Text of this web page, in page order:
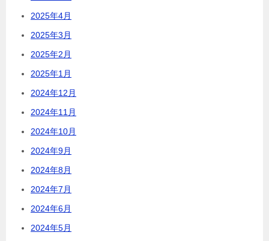
2025年4月
2025年3月
2025年2月
2025年1月
2024年12月
2024年11月
2024年10月
2024年9月
2024年8月
2024年7月
2024年6月
2024年5月